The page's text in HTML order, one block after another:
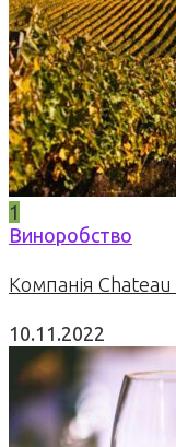
1
Виноробство
Компанія
10.11.2022